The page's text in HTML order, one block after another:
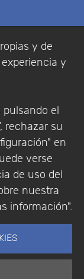
y de
y
pulsando el
rechazar su
en
verse
de uso del
nuestra
información".
|